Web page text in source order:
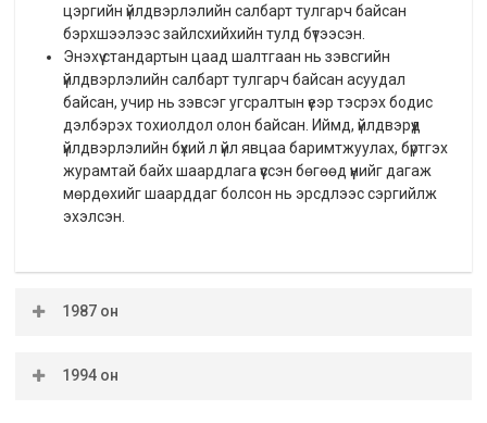
цэргийн үйлдвэрлэлийн салбарт тулгарч байсан
бэрхшээлээс зайлсхийхийн тулд бүтээсэн.
Энэхүү стандартын цаад шалтгаан нь зэвсгийн
үйлдвэрлэлийн салбарт тулгарч байсан асуудал
байсан, учир нь зэвсэг угсралтын үеэр тэсрэх бодис
дэлбэрэх тохиолдол олон байсан. Иймд, үйлдвэрүүд
үйлдвэрлэлийн бүхий л үйл явцаа баримтжуулах, бүртгэх
журамтай байх шаардлага үүссэн бөгөөд үүнийг дагаж
мөрдөхийг шаарддаг болсон нь эрсдлээс сэргийлж
эхэлсэн.
1987 он
BS 5750-ийг хүлээн авч, ISO 9000 гэж нэрлэжээ. Шинэ
1994 он